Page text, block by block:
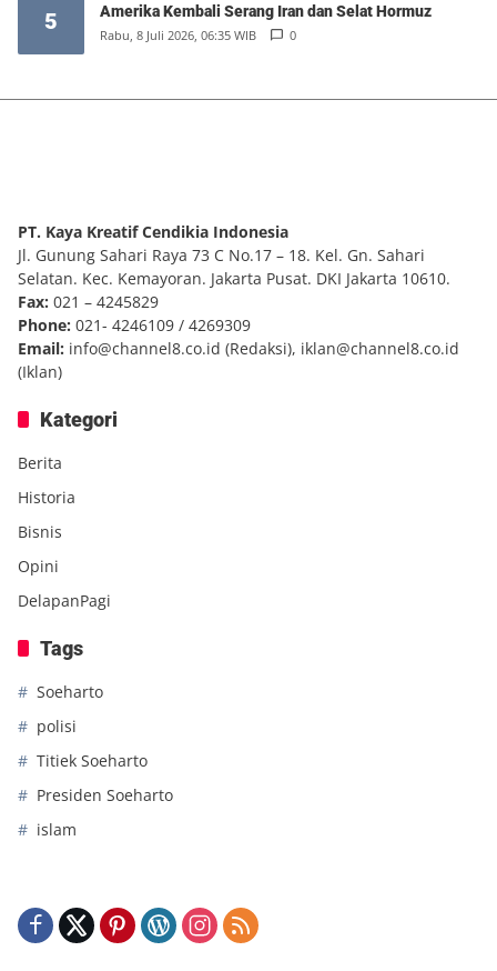
5 Amerika Kembali Serang Iran dan Selat Hormuz
Rabu, 8 Juli 2026, 06:35 WIB 0
PT. Kaya Kreatif Cendikia Indonesia
Jl. Gunung Sahari Raya 73 C No.17 – 18. Kel. Gn. Sahari
Selatan. Kec. Kemayoran. Jakarta Pusat. DKI Jakarta 10610.
Fax: 021 – 4245829
Phone: 021- 4246109 / 4269309
Email: info@channel8.co.id (Redaksi), iklan@channel8.co.id
(Iklan)
Kategori
Berita
Historia
Bisnis
Opini
DelapanPagi
Tags
Soeharto
polisi
Titiek Soeharto
Presiden Soeharto
islam